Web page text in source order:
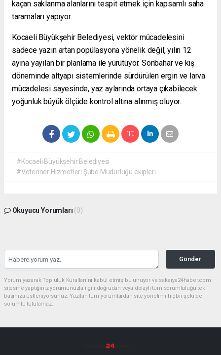
kaçan saklanma alanlarını tespit etmek için kapsamlı saha
taramaları yapıyor.
Kocaeli Büyükşehir Belediyesi, vektör mücadelesini
sadece yazın artan popülasyona yönelik değil, yılın 12
ayına yayılan bir planlama ile yürütüyor. Sonbahar ve kış
döneminde altyapı sistemlerinde sürdürülen ergin ve larva
mücadelesi sayesinde, yaz aylarında ortaya çıkabilecek
yoğunluk büyük ölçüde kontrol altına alınmış oluyor.
#Kocaeli Büyükşehir Belediyesi
#Veteriner Hizmetleri Şube Müdürlüğü ekipleri
Okuyucu Yorumları (0)
Gönder
Yorum yazarak Topluluk Kuralları’nı kabul etmiş bulunuyor ve sakarya24haber.com
sitesine yaptığınız yorumunuzla ilgili doğrudan veya dolaylı tüm sorumluluğu tek
başınıza üstleniyorsunuz. Yazılan tüm yorumlardan site yönetimi hiçbir şekilde
sorumlu tutulamaz.